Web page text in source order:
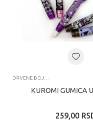
DRVENE BOJICE
KUROMI GUMICA
259,00